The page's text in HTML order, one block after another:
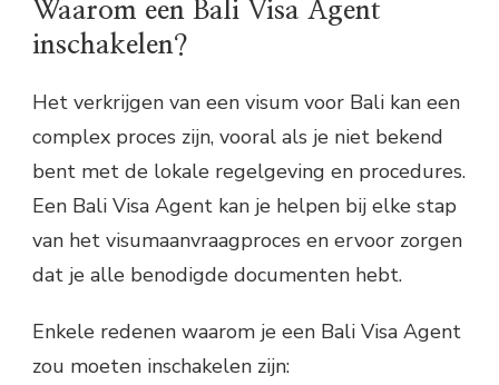
Waarom een Bali Visa Agent
inschakelen?
Het verkrijgen van een visum voor Bali kan een
complex proces zijn, vooral als je niet bekend
bent met de lokale regelgeving en procedures.
Een Bali Visa Agent kan je helpen bij elke stap
van het visumaanvraagproces en ervoor zorgen
dat je alle benodigde documenten hebt.
Enkele redenen waarom je een Bali Visa Agent
zou moeten inschakelen zijn: